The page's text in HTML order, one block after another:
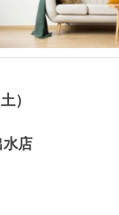
）
店